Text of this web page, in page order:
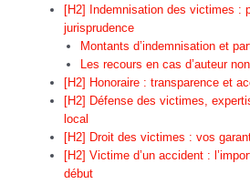
[H2] Indemnisation des victimes :
jurisprudence
Montants d’indemnisation et
Les recours en cas d’auteur
[H2] Honoraire : transparence et
[H2] Défense des victimes,
local
[H2] Droit des victimes : vos
[H2] Victime d’un accident :
début